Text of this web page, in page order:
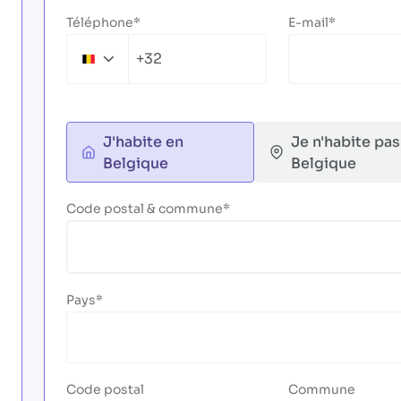
Téléphone
Belgium+32
E-mail
J'habite en
Belgique
Je n'habite
Belgique
Code postal & commune
Pays
Code postal Commune